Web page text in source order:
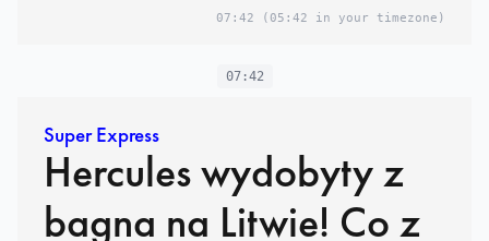
07:42 (05:42 in your timezone)
07:42
Super Express
Hercules wydobyty z
bagna na Litwie! Co z